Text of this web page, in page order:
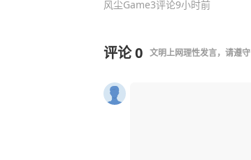
风尘Game3评论9小时前
评论0 文明上网理性发言，请遵守